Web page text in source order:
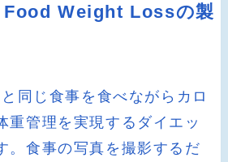
Weight Lossの製
同じ食事を食べながらカロ
重管理を実現するダイエッ
。食事の写真を撮影するだ